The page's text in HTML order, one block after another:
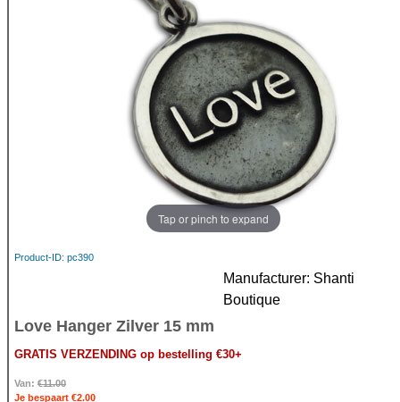
Tap or pinch to expand
Product-ID pc390
Manufacturer Shanti
Boutique
Love Hanger Zilver 15 mm
GRATIS VERZENDING op bestelling €30+
Van: €11.00
Je bespaart €2.00